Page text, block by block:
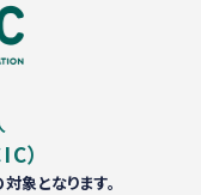
）
象となります。